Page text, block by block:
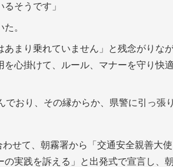
そうです」
。
まり乗れていません」と残念がりな
心掛けて、ルール、マナーを守り快
おり、その縁からか、県警に引っ張
せて、朝霧署から「交通安全親善大
実践を訴える」と出発式で宣言し、